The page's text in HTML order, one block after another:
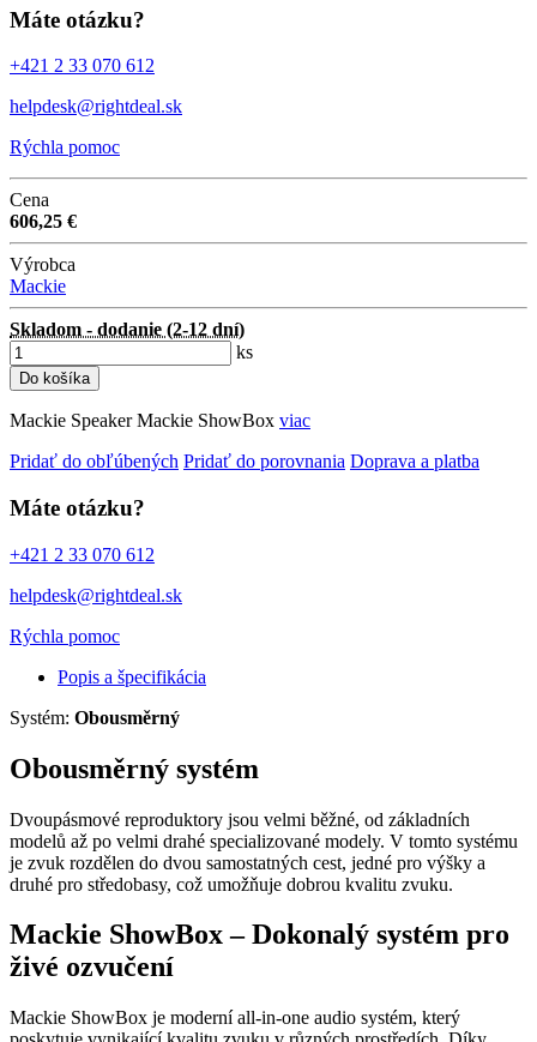
Máte otázku?
+421 2 33 070 612
helpdesk@rightdeal.sk
Rýchla pomoc
Cena
606,25 €
Výrobca
Mackie
Skladom - dodanie (2-12 dní)
ks
Do košíka
Mackie Speaker Mackie ShowBox viac
Pridať do obľúbených Pridať do porovnania Doprava a platba
Máte otázku?
+421 2 33 070 612
helpdesk@rightdeal.sk
Rýchla pomoc
Popis a špecifikácia
Systém: Obousměrný
Obousměrný systém
Dvoupásmové reproduktory jsou velmi běžné, od základních
modelů až po velmi drahé specializované modely. V tomto systému
je zvuk rozdělen do dvou samostatných cest, jedné pro výšky a
druhé pro středobasy, což umožňuje dobrou kvalitu zvuku.
Mackie ShowBox – Dokonalý systém pro
živé ozvučení
Mackie ShowBox je moderní all-in-one audio systém, který